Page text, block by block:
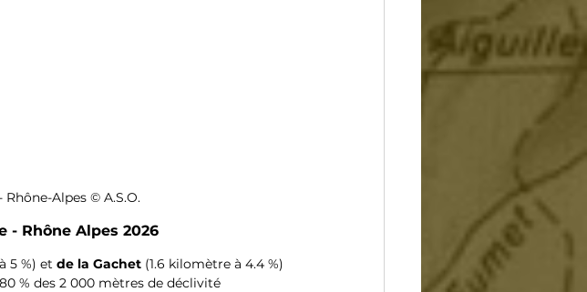
Alpes © A.S.O.
- Rhône Alpes 2026
5 %) et de la Gachet (1.6 kilomètre à 4.4 %)
% des 2 000 mètres de déclivité